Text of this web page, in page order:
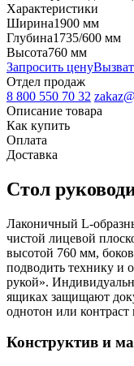
Характеристики
Ширина1900 мм
Глубина1735/600 мм
Высота760 мм
Запросить цену
Отдел продаж
8 800 550 70 32
Описание товара
Как купить
Оплата
Доставка
Стол
Лаконичный
чистой лицевой
высотой 760 мм,
подводить технику и
рукой».
ящиках защищают
однотон или контраст
Конструктив и